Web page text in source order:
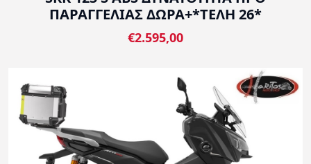
ΠΑΡΑΓΓΕΛΙΑΣ ΔΩΡΑ+*ΤΕΛΗ 26*
€2.595,00